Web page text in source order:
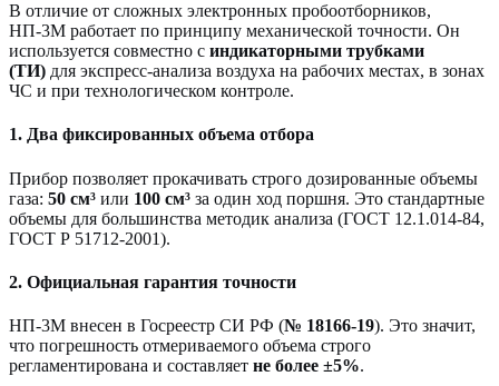
В отличие от сложных электронных пробоотборников,
НП-3М работает по принципу механической точности. Он
используется совместно с индикаторными трубками
(ТИ) для экспресс-анализа воздуха на рабочих местах, в зонах
ЧС и при технологическом контроле.
1. Два фиксированных объема отбора
Прибор позволяет прокачивать строго дозированные объемы
газа: 50 см³ или 100 см³ за один ход поршня. Это стандартные
объемы для большинства методик анализа (ГОСТ 12.1.014-84,
ГОСТ Р 51712-2001).
2. Официальная гарантия точности
НП-3М внесен в Госреестр СИ РФ (№ 18166-19). Это значит,
что погрешность отмериваемого объема строго
регламентирована и составляет не более ±5%.